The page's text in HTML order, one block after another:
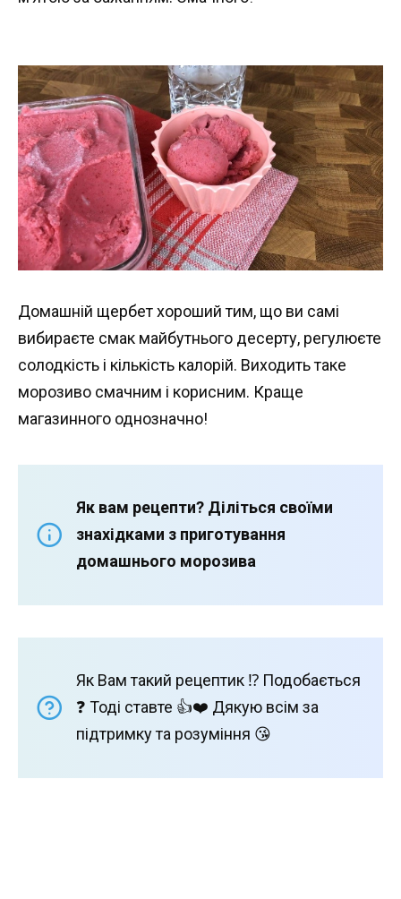
Домашній щербет хороший тим, що ви самі
вибираєте смак майбутнього десерту, регулюєте
солодкість і кількість калорій. Виходить таке
морозиво смачним і корисним. Краще
магазинного однозначно!
Як вам рецепти? Діліться своїми
знахідками з приготування
домашнього морозива
Як Вам такий рецептик ⁉️ Подобається
❓ Тоді ставте 👍❤️ Дякую всім за
підтримку та розуміння 😘